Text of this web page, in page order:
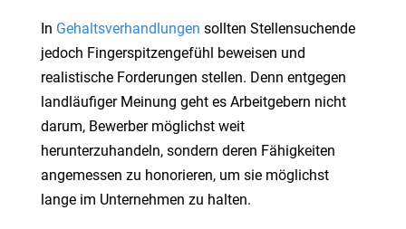
In Gehaltsverhandlungen sollten Stellensuchende
jedoch Fingerspitzengefühl beweisen und
realistische Forderungen stellen. Denn entgegen
landläufiger Meinung geht es Arbeitgebern nicht
darum, Bewerber möglichst weit
herunterzuhandeln, sondern deren Fähigkeiten
angemessen zu honorieren, um sie möglichst
lange im Unternehmen zu halten.